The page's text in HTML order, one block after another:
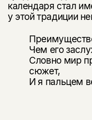
календаря стал
у этой традиции
Чем его
Словно мир
сюжет,
И я пальцем